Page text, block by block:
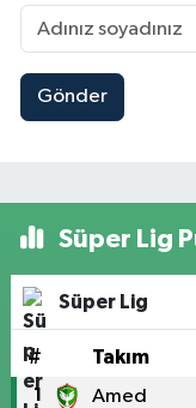
Gönder
Süper Lig
Süper Lig
# Takım
1 Amed